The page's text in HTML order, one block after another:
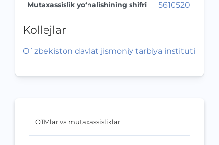
OTMlar va mutaxassisliklar
Mutaxassislik yo‘nalishining shifri 5610520
Kollejlar
O`zbekiston davlat jismoniy tarbiya instituti